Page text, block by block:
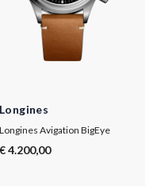
Longines
Longines Avigation BigEye
€ 4.200,00